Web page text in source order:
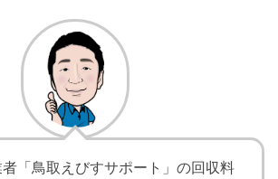
「鳥取えびすサポート」の回収料